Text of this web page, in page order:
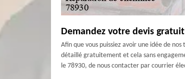
Demandez votre devis
Afin que vous puissiez avoir une idée de
détaillé gratuitement et cela sans
le 78930, de nous contacter par courrier